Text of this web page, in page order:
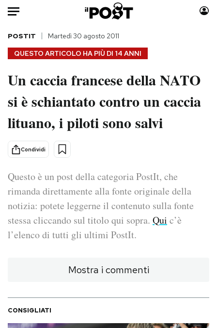
Auto
HOME
Italia
Politica
Tecnologia
Scienza
Economia
Sport
Moda
Consumismi
Storie/Idee
Altrecose
Mondiali calcio 2026
PODCAST
NEWSLETTER
I MIEI PREFERITI
QUESTO ARTICOLO HA PIÙ DI 14 ANNI
POSTIT Martedì 30 agosto 2011
Un caccia francese della NATO
si è schiantato contro un caccia
lituano, i piloti sono salvi
Condividi
Questo è un post della categoria PostIt, che
rimanda direttamente alla fonte originale della
notizia: potete leggerne il contenuto sulla fonte
stessa cliccando sul titolo qui sopra. Qui c’è
l’elenco di tutti gli ultimi PostIt.
Mostra i commenti
CONSIGLIATI